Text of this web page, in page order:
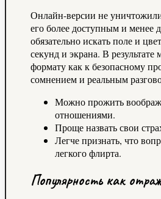
Онлайн-версии не
его более доступным и менее
обязательно искать поле и
секунд и экрана. В
формату как к безопасному
сомнением и реальным
Можно прожить
отношениями.
Проще назвать свои
Легче признать, что
легкого флирта.
Популярность как